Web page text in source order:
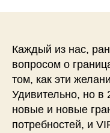
へ
の
Каждый из нас,
вопросом о
том, как эти
Удивительно, но в
новые и новые
потребностей, и